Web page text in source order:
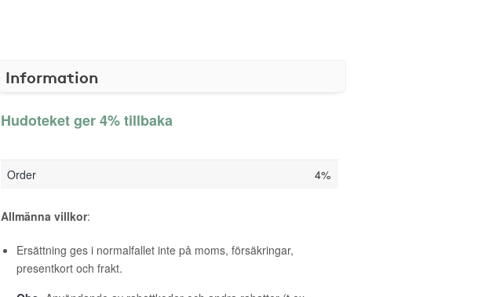
Information
Hudoteket ger 4% tillbaka
Order 4%
Allmänna villkor:
Ersättning ges i normalfallet inte på moms, försäkringar,
presentkort och frakt.